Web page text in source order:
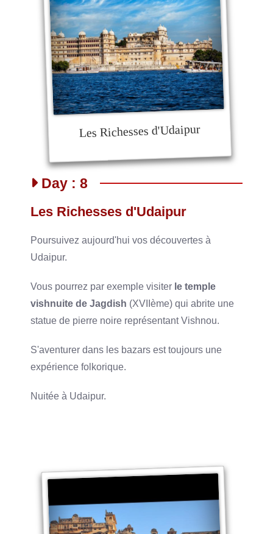
Les Richesses d'Udaipur
Day : 8
Les Richesses d'Udaipur
Poursuivez aujourd'hui vos découvertes à
Udaipur.
Vous pourrez par exemple visiter le temple
vishnuite de Jagdish (XVIIème) qui abrite une
statue de pierre noire représentant Vishnou.
S'aventurer dans les bazars est toujours une
expérience folkorique.
Nuitée à Udaipur.